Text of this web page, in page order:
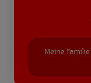
Meine